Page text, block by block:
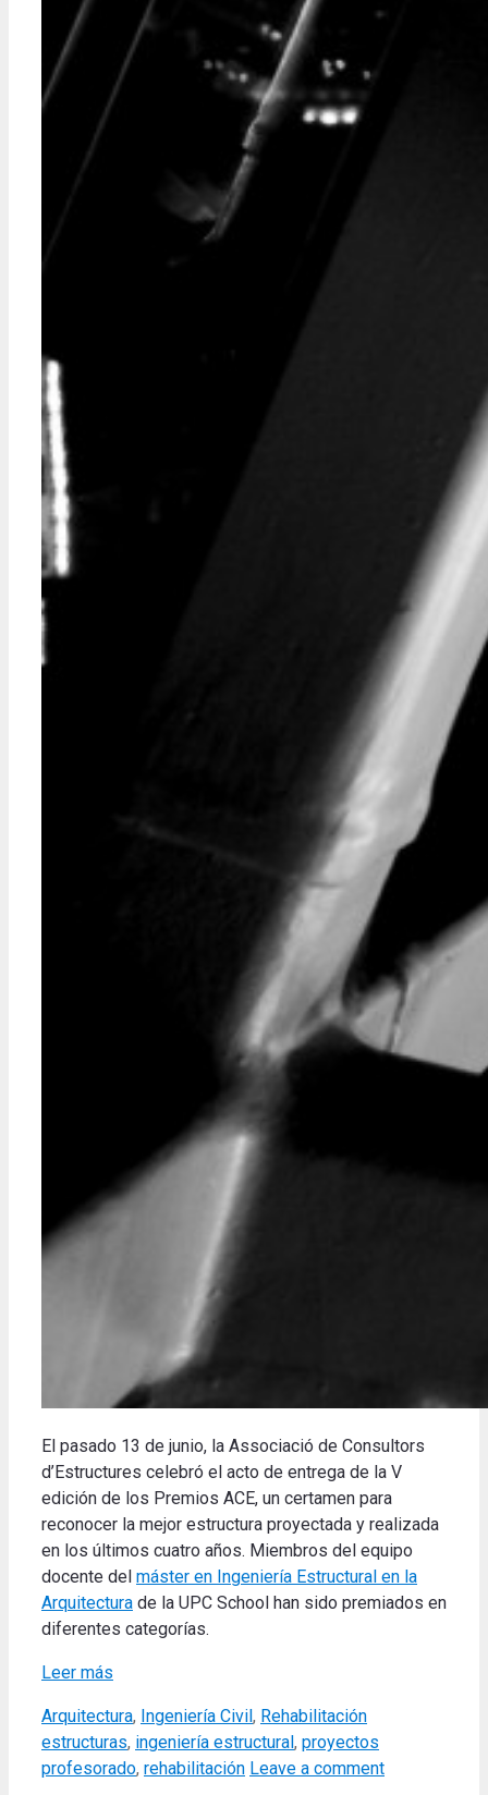
El pasado 13 de junio, la Associació de Consultors
d’Estructures celebró el acto de entrega de la V
edición de los Premios ACE, un certamen para
reconocer la mejor estructura proyectada y realizada
en los últimos cuatro años. Miembros del equipo
docente del máster en Ingeniería Estructural en la
Arquitectura de la UPC School han sido premiados en
diferentes categorías.
Leer más
Categories
Arquitectura, Ingeniería Civil, RehabilitaciónTags
estructuras, ingeniería estructural, proyectos
profesorado, rehabilitación Leave a comment